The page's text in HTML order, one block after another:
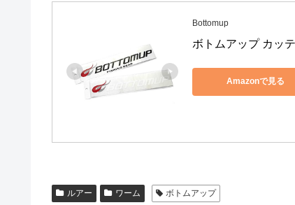
Bottomup
ボトムアップ カッ
Amazonで見る
ルアー ワーム ボトムアップ